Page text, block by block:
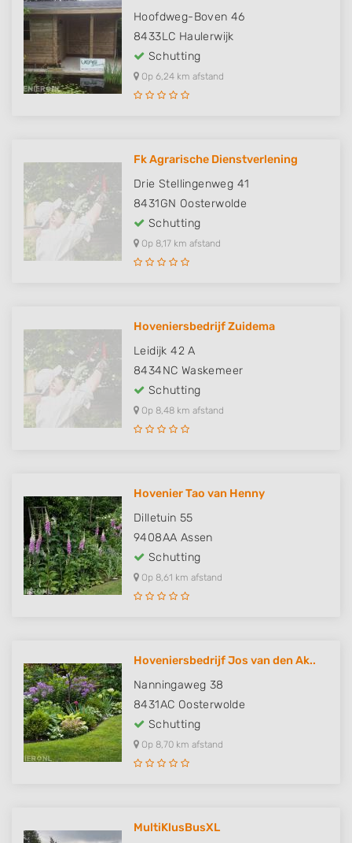
Hoofdweg-Boven 46
8433LC Haulerwijk
Schutting
Op 6,24 km afstand
Fk Agrarische Dienstverlening
Drie Stellingenweg 41
8431GN Oosterwolde
Schutting
Op 8,17 km afstand
Hoveniersbedrijf Zuidema
Leidijk 42 A
8434NC Waskemeer
Schutting
Op 8,48 km afstand
Hovenier Tao van Henny
Dilletuin 55
9408AA Assen
Schutting
Op 8,61 km afstand
Hoveniersbedrijf Jos van den Ak..
Nanningaweg 38
8431AC Oosterwolde
Schutting
Op 8,70 km afstand
MultiKlusBusXL